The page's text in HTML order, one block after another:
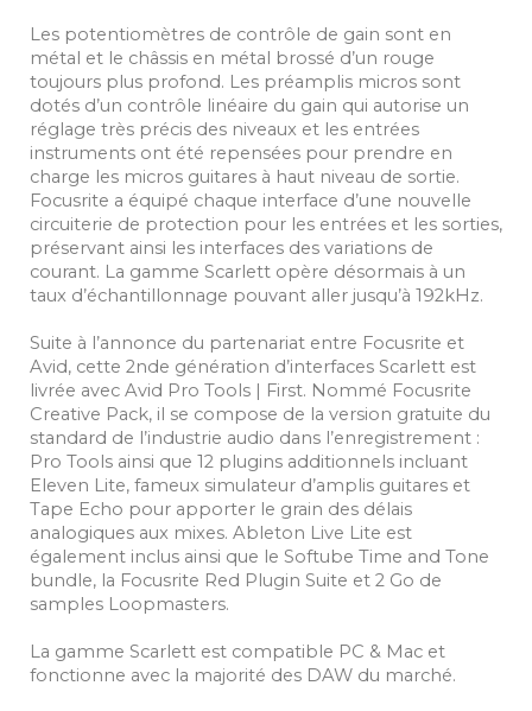
Les potentiomètres de contrôle de gain sont en
métal et le châssis en métal brossé d’un rouge
toujours plus profond. Les préamplis micros sont
dotés d’un contrôle linéaire du gain qui autorise un
réglage très précis des niveaux et les entrées
instruments ont été repensées pour prendre en
charge les micros guitares à haut niveau de sortie.
Focusrite a équipé chaque interface d’une nouvelle
circuiterie de protection pour les entrées et les sorties,
préservant ainsi les interfaces des variations de
courant. La gamme Scarlett opère désormais à un
taux d’échantillonnage pouvant aller jusqu’à 192kHz.
Suite à l’annonce du partenariat entre Focusrite et
Avid, cette 2nde génération d’interfaces Scarlett est
livrée avec Avid Pro Tools | First. Nommé Focusrite
Creative Pack, il se compose de la version gratuite du
standard de l’industrie audio dans l’enregistrement :
Pro Tools ainsi que 12 plugins additionnels incluant
Eleven Lite, fameux simulateur d’amplis guitares et
Tape Echo pour apporter le grain des délais
analogiques aux mixes. Ableton Live Lite est
également inclus ainsi que le Softube Time and Tone
bundle, la Focusrite Red Plugin Suite et 2 Go de
samples Loopmasters.
La gamme Scarlett est compatible PC & Mac et
fonctionne avec la majorité des DAW du marché.